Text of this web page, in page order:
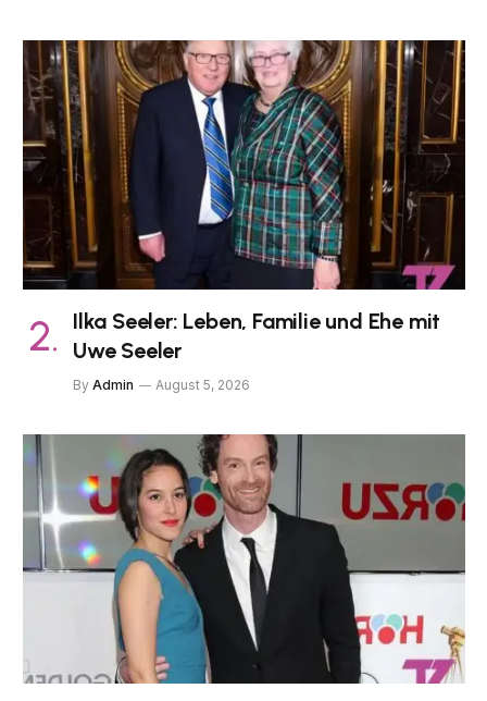
Ilka Seeler: Leben, Familie und Ehe mit
Uwe Seeler
By Admin August 5, 2026